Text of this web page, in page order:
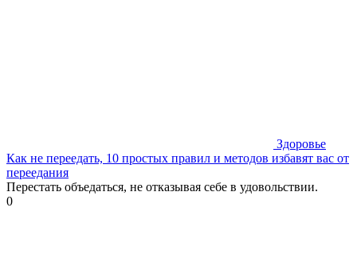
Здоровье
Как не переедать, 10 простых правил и методов избавят вас от
переедания
Перестать объедаться, не отказывая себе в удовольствии.
0